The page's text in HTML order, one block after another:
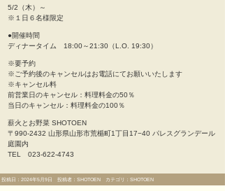
5/2（木）～
※１日６名様限定
●開催時間
ディナータイム 18:00～21:30（L.O. 19:30）
※要予約
※ご予約後のキャンセルはお電話にてお願いいたします
※キャンセル料
前営業日のキャンセル：料理料金の50％
当日のキャンセル：料理料金の100％
薪火とお野菜 SHOTOEN
〒990-2432 山形県山形市荒楯町1丁目17−40 パレスグランデール
庭園内
TEL 023-622-4743
投稿日：2024年5月9日 投稿者：SHOTOEN カテゴリ：SHOTOEN